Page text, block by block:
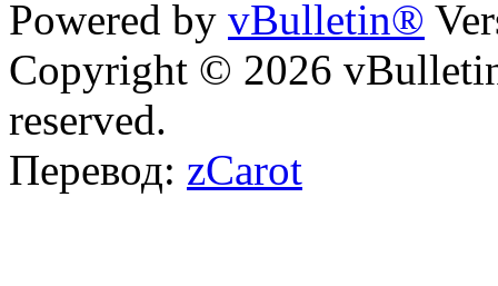
Powered by vBulletin®
Copyright © 2026
reserved.
Перевод: zCarot